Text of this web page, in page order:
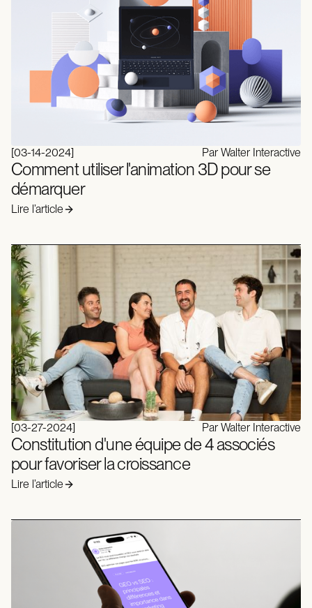
[03-14-2024] Par Walter Interactive
Comment utiliser l'animation 3D pour se
démarquer
Lire l’article
[03-27-2024] Par Walter Interactive
Constitution d'une équipe de 4 associés
pour favoriser la croissance
Lire l’article